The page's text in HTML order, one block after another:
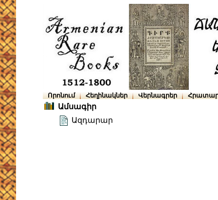
Որոնում Հեղինակներ Վերնագրեր
Ամսագիր
Ազդարար